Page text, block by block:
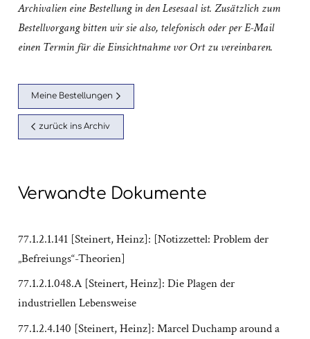
Archivalien eine Bestellung in den Lesesaal ist. Zusätzlich zum
Bestellvorgang bitten wir sie also, telefonisch oder per E-Mail
einen Termin für die Einsichtnahme vor Ort zu vereinbaren.
Meine Bestellungen
zurück ins Archiv
Verwandte Dokumente
77.1.2.1.141 [Steinert, Heinz]: [Notizzettel: Problem der
„Befreiungs“-Theorien]
77.1.2.1.048.A [Steinert, Heinz]: Die Plagen der
industriellen Lebensweise
77.1.2.4.140 [Steinert, Heinz]: Marcel Duchamp around a